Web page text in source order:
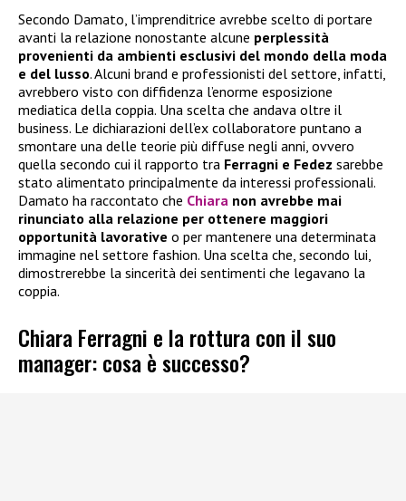
Secondo Damato, l’imprenditrice avrebbe scelto di portare
avanti la relazione nonostante alcune perplessità
provenienti da ambienti esclusivi del mondo della moda
e del lusso. Alcuni brand e professionisti del settore, infatti,
avrebbero visto con diffidenza l’enorme esposizione
mediatica della coppia. Una scelta che andava oltre il
business. Le dichiarazioni dell’ex collaboratore puntano a
smontare una delle teorie più diffuse negli anni, ovvero
quella secondo cui il rapporto tra Ferragni e Fedez sarebbe
stato alimentato principalmente da interessi professionali.
Damato ha raccontato che Chiara non avrebbe mai
rinunciato alla relazione per ottenere maggiori
opportunità lavorative o per mantenere una determinata
immagine nel settore fashion. Una scelta che, secondo lui,
dimostrerebbe la sincerità dei sentimenti che legavano la
coppia.
Chiara Ferragni e la rottura con il suo
manager: cosa è successo?